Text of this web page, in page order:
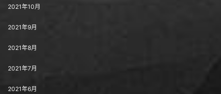
2021年10月
2021年9月
2021年8月
2021年7月
2021年6月